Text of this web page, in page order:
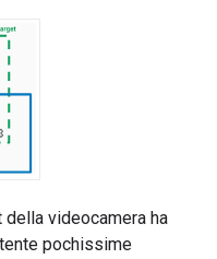
della videocamera ha
pochissime